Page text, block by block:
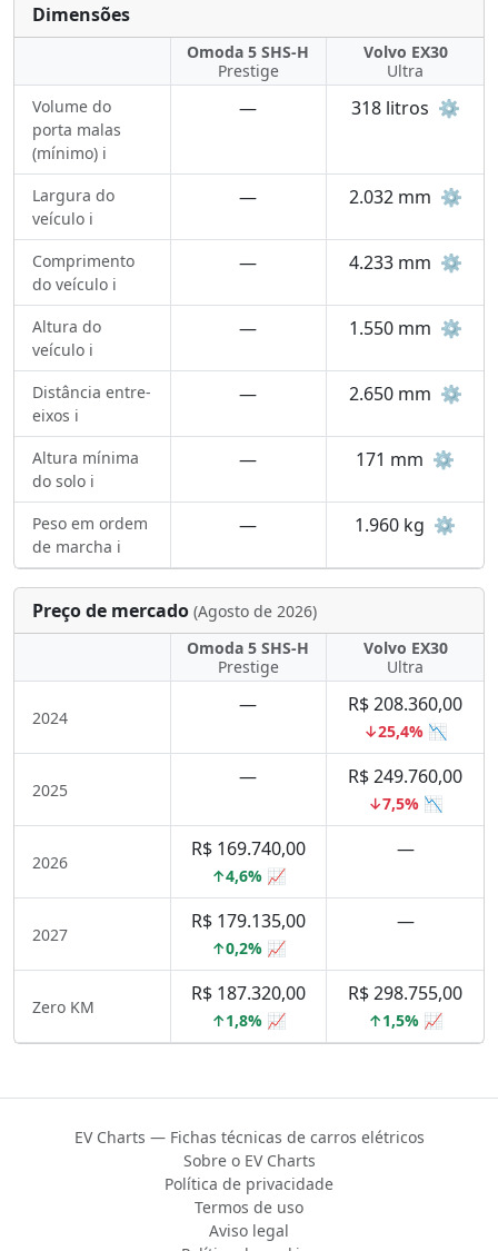
Dimensões
Omoda 5 SHS-H
Prestige
Volvo EX30
Ultra
Volume do
porta malas
(mínimo) ℹ️
— 318 litros ⚙️
Largura do
veículo ℹ️
— 2.032 mm ⚙️
Comprimento
do veículo ℹ️
— 4.233 mm ⚙️
Altura do
veículo ℹ️
— 1.550 mm ⚙️
Distância entre-
eixos ℹ️
— 2.650 mm ⚙️
Altura mínima
do solo ℹ️
— 171 mm ⚙️
Peso em ordem
de marcha ℹ️
— 1.960 kg ⚙️
Preço de mercado (Agosto de 2026)
Omoda 5 SHS-H
Prestige
Volvo EX30
Ultra
2024
— R$ 208.360,00
↓25,4% 📉
2025
— R$ 249.760,00
↓7,5% 📉
2026
R$ 169.740,00
↑4,6% 📈
—
2027
R$ 179.135,00
↑0,2% 📈
—
Zero KM
R$ 187.320,00
↑1,8% 📈
R$ 298.755,00
↑1,5% 📈
EV Charts — Fichas técnicas de carros elétricos
Sobre o EV Charts
Política de privacidade
Termos de uso
Aviso legal